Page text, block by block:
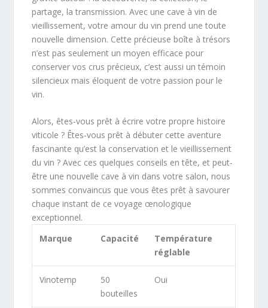
partage, la transmission. Avec une cave à vin de
vieillissement, votre amour du vin prend une toute
nouvelle dimension. Cette précieuse boîte à trésors
n’est pas seulement un moyen efficace pour
conserver vos crus précieux, c’est aussi un témoin
silencieux mais éloquent de votre passion pour le
vin.
Alors, êtes-vous prêt à écrire votre propre histoire
viticole ? Êtes-vous prêt à débuter cette aventure
fascinante qu’est la conservation et le vieillissement
du vin ? Avec ces quelques conseils en tête, et peut-
être une nouvelle cave à vin dans votre salon, nous
sommes convaincus que vous êtes prêt à savourer
chaque instant de ce voyage œnologique
exceptionnel.
Marque
Capacité
Température
réglable
Vinotemp
50
bouteilles
Oui